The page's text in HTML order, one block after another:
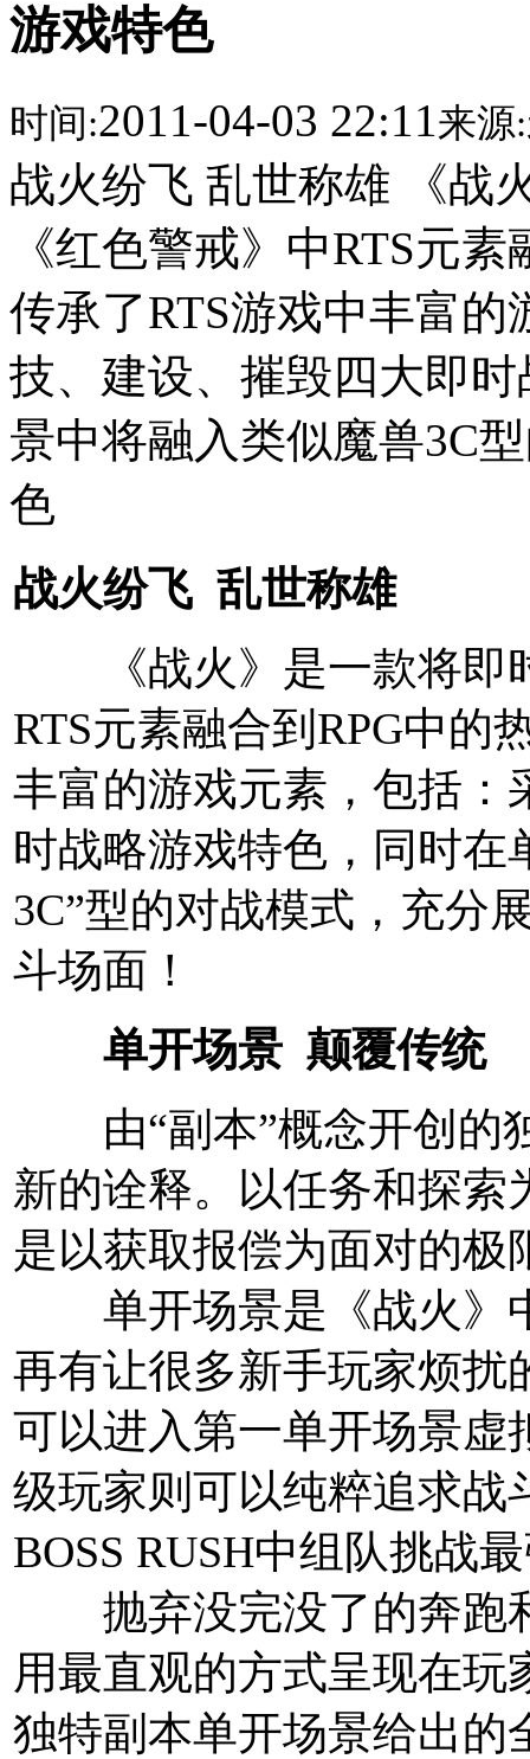
游戏特色
时间:2011-04-03 22:11来源:
战火纷飞 乱世称雄 《战
《红色警戒》中RTS元
传承了RTS游戏中丰富
技、建设、摧毁四大即
景中将融入类似魔兽3C
色
战火纷飞 乱世称雄
《战火》是一款将即
RTS元素融合到RPG中的
丰富的游戏元素，包括：
时战略游戏特色，同时在
3C”型的对战模式，充分
斗场面！
单开场景 颠覆传统
由“副本”概念开创的
新的诠释。以任务和探索
是以获取报偿为面对的
单开场景是《战火》
再有让很多新手玩家烦扰
可以进入第一单开场景虚
级玩家则可以纯粹追求战
BOSS RUSH中组队挑战
抛弃没完没了的奔跑
用最直观的方式呈现在
独特副本单开场景给出的